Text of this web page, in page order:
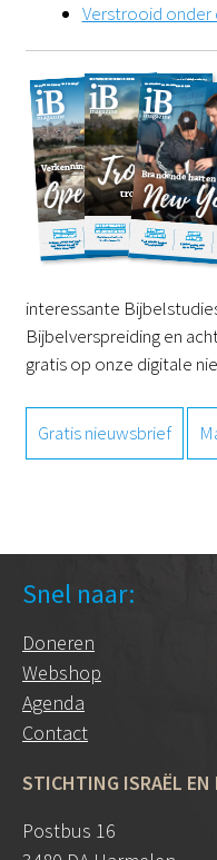
Verstrooid onder
interessante
Bijbelverspreiding en
gratis op onze digitale
Gratis nieuwsbrief
Snel naar:
Doneren
Webshop
Agenda
Contact
STICHTING ISRAËL EN
Postbus 16